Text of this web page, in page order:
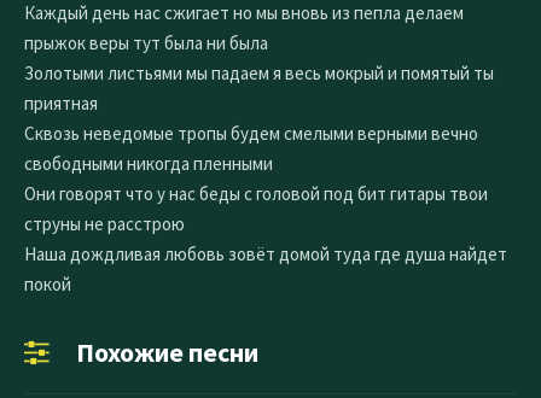
Каждый день нас сжигает но мы вновь из пепла делаем
прыжок веры тут была ни была
Золотыми листьями мы падаем я весь мокрый и помятый ты
приятная
Сквозь неведомые тропы будем смелыми верными вечно
свободными никогда пленными
Они говорят что у нас беды с головой под бит гитары твои
струны не расстрою
Наша дождливая любовь зовёт домой туда где душа найдет
покой
Похожие песни